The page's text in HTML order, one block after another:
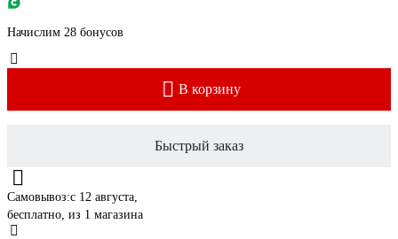
Начислим 28 бонусов
В корзину
Быстрый заказ
Самовывоз:c 12 августа,
бесплатно, из 1 магазина